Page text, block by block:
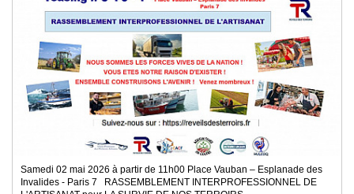
Samedi 02 mai 2026 à partir de 11h00 Place Vauban – Esplanade des
Invalides - Paris 7 RASSEMBLEMENT INTERPROFESSIONNEL DE